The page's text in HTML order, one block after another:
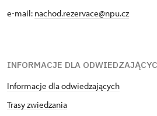
e-mail: nachod.rezervace@npu.cz
INFORMACJE DLA
Informacje dla odwiedzających
Trasy zwiedzania